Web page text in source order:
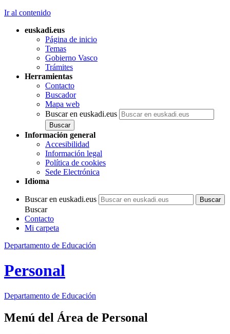
Ir al contenido
euskadi.eus
Página de inicio
Temas
Gobierno Vasco
Trámites
Herramientas
Contacto
Buscador
Mapa web
Buscar en euskadi.eus
Información general
Accesibilidad
Información legal
Política de cookies
Sede Electrónica
Idioma
Buscar en euskadi.eus
Buscar
Contacto
Mi carpeta
Departamento de Educación
Personal
Departamento de Educación
Menú del Área de Personal